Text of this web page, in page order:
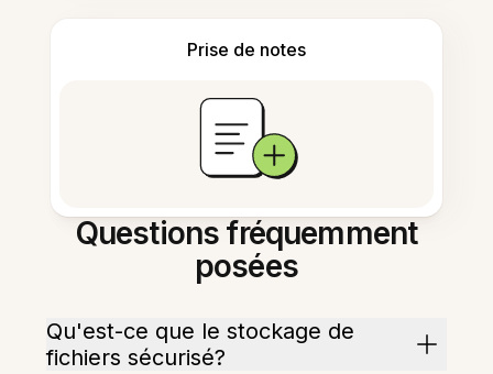
Prise de notes
Questions fréquemment
posées
Qu'est-ce que le stockage de
fichiers sécurisé?